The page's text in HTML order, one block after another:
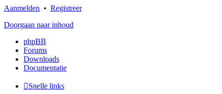
Aanmelden • Registreer
Doorgaan naar inhoud
phpBB
Forums
Downloads
Documentatie
Snelle links